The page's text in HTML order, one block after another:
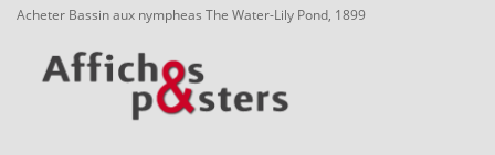
Acheter Bassin aux nympheas The Water-Lily Pond, 1899